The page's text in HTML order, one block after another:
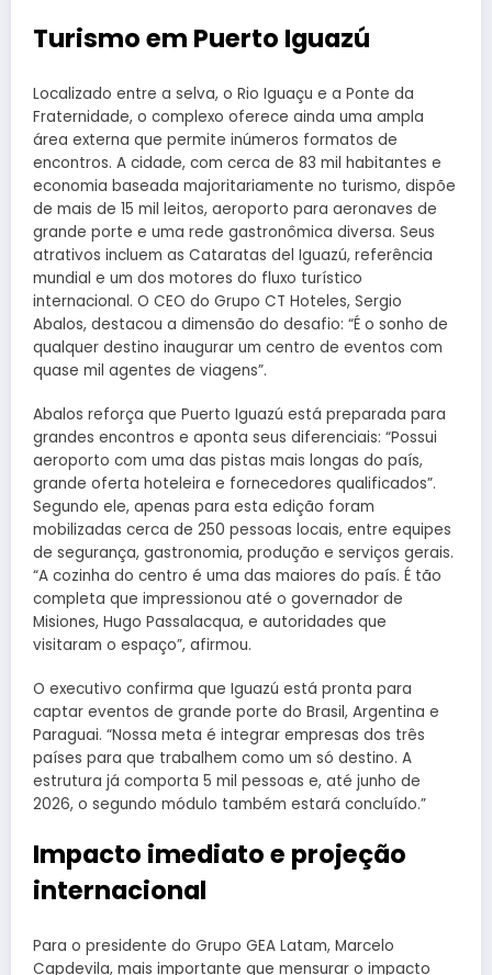
Turismo em Puerto Iguazú
Localizado entre a selva, o Rio Iguaçu e a Ponte da
Fraternidade, o complexo oferece ainda uma ampla
área externa que permite inúmeros formatos de
encontros. A cidade, com cerca de 83 mil habitantes e
economia baseada majoritariamente no turismo, dispõe
de mais de 15 mil leitos, aeroporto para aeronaves de
grande porte e uma rede gastronômica diversa. Seus
atrativos incluem as Cataratas del Iguazú, referência
mundial e um dos motores do fluxo turístico
internacional. O CEO do Grupo CT Hoteles, Sergio
Abalos, destacou a dimensão do desafio: “É o sonho de
qualquer destino inaugurar um centro de eventos com
quase mil agentes de viagens”.
Abalos reforça que Puerto Iguazú está preparada para
grandes encontros e aponta seus diferenciais: “Possui
aeroporto com uma das pistas mais longas do país,
grande oferta hoteleira e fornecedores qualificados”.
Segundo ele, apenas para esta edição foram
mobilizadas cerca de 250 pessoas locais, entre equipes
de segurança, gastronomia, produção e serviços gerais.
“A cozinha do centro é uma das maiores do país. É tão
completa que impressionou até o governador de
Misiones, Hugo Passalacqua, e autoridades que
visitaram o espaço”, afirmou.
O executivo confirma que Iguazú está pronta para
captar eventos de grande porte do Brasil, Argentina e
Paraguai. “Nossa meta é integrar empresas dos três
países para que trabalhem como um só destino. A
estrutura já comporta 5 mil pessoas e, até junho de
2026, o segundo módulo também estará concluído.”
Impacto imediato e projeção
internacional
Para o presidente do Grupo GEA Latam, Marcelo
Capdevila, mais importante que mensurar o impacto